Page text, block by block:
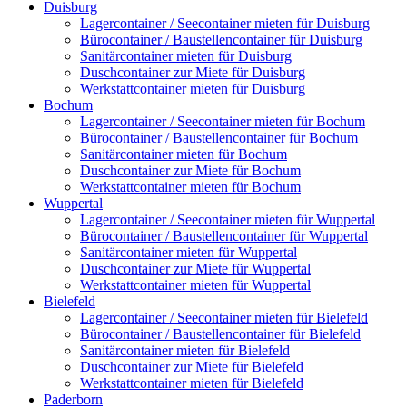
Duisburg
Lagercontainer / Seecontainer mieten für Duisburg
Bürocontainer / Baustellencontainer für Duisburg
Sanitärcontainer mieten für Duisburg
Duschcontainer zur Miete für Duisburg
Werkstattcontainer mieten für Duisburg
Bochum
Lagercontainer / Seecontainer mieten für Bochum
Bürocontainer / Baustellencontainer für Bochum
Sanitärcontainer mieten für Bochum
Duschcontainer zur Miete für Bochum
Werkstattcontainer mieten für Bochum
Wuppertal
Lagercontainer / Seecontainer mieten für Wuppertal
Bürocontainer / Baustellencontainer für Wuppertal
Sanitärcontainer mieten für Wuppertal
Duschcontainer zur Miete für Wuppertal
Werkstattcontainer mieten für Wuppertal
Bielefeld
Lagercontainer / Seecontainer mieten für Bielefeld
Bürocontainer / Baustellencontainer für Bielefeld
Sanitärcontainer mieten für Bielefeld
Duschcontainer zur Miete für Bielefeld
Werkstattcontainer mieten für Bielefeld
Paderborn